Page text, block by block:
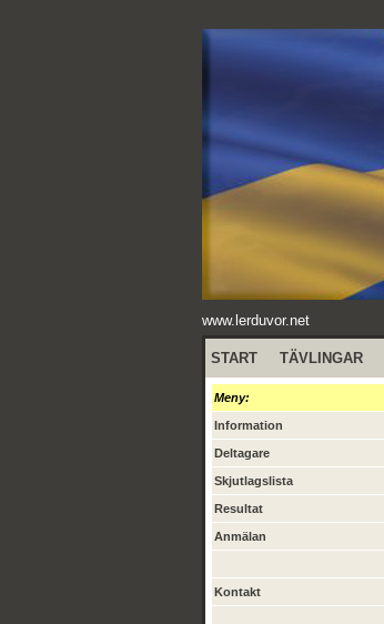
www.lerduvor.net
START TÄVLINGAR
Meny:
Information
Deltagare
Skjutlagslista
Resultat
Anmälan
Kontakt